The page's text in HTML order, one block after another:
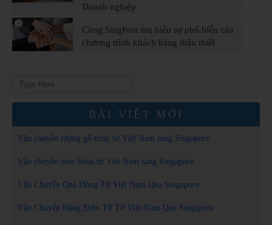
Doanh nghiệp
Cùng SingPost tìm hiểu sự phổ biến của
chương trình khách hàng thân thiết
Search
BÀI VIẾT MỚI
Vận chuyển tượng gỗ mini từ Việt Nam sang Singapore
Vận chuyển móc khóa từ Việt Nam sang Singapore
Vận Chuyển Quả Hồng Từ Việt Nam Qua Singapore
Vận Chuyển Hàng Điện Tử Từ Việt Nam Qua Singapore